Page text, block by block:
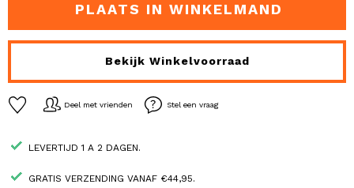
PLAATS IN WINKELMAND
Bekijk Winkelvoorraad
Deel met vrienden Stel een vraag
LEVERTIJD 1 A 2 DAGEN.
GRATIS VERZENDING VANAF €44,95.